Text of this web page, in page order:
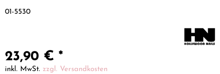
01-5530
23,90 € *
inkl. MwSt. zzgl. Versandkosten